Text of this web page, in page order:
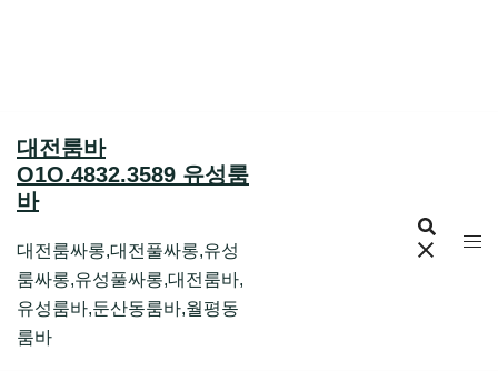
대전룸바
O1O.4832.3589 유성룸
바
대전룸싸롱,대전풀싸롱,유성
룸싸롱,유성풀싸롱,대전룸바,
유성룸바,둔산동룸바,월평동
룸바